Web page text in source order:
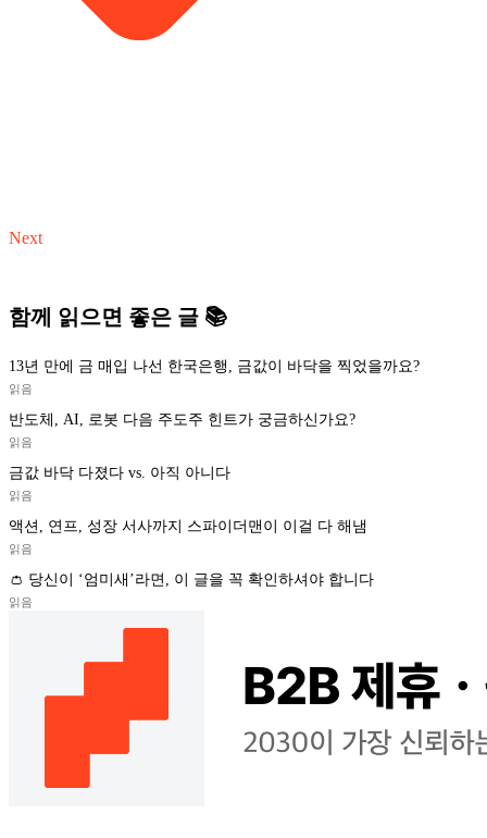
Next
함께 읽으면 좋은 글 📚
13년 만에 금 매입 나선 한국은행, 금값이 바닥을 찍었을까요?
읽음
반도체, AI, 로봇 다음 주도주 힌트가 궁금하신가요?
읽음
금값 바닥 다졌다 vs. 아직 아니다
읽음
액션, 연프, 성장 서사까지 스파이더맨이 이걸 다 해냄
읽음
👛 당신이 ‘엄미새’라면, 이 글을 꼭 확인하셔야 합니다
읽음